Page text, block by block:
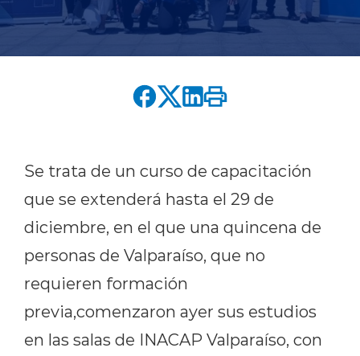
Se trata de un curso de capacitación
que se extenderá hasta el 29 de
diciembre, en el que una quincena de
personas de Valparaíso, que no
requieren formación
previa,comenzaron ayer sus estudios
en las salas de INACAP Valparaíso, con